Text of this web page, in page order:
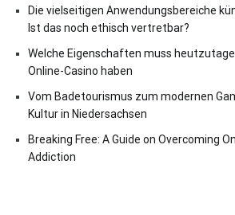
Die vielseitigen Anwendungsbereiche
Ist das noch ethisch vertretbar?
Welche Eigenschaften muss
Online-Casino haben
Vom Badetourismus zum modernen
Kultur in Niedersachsen
Breaking Free: A Guide on Overcoming
Addiction